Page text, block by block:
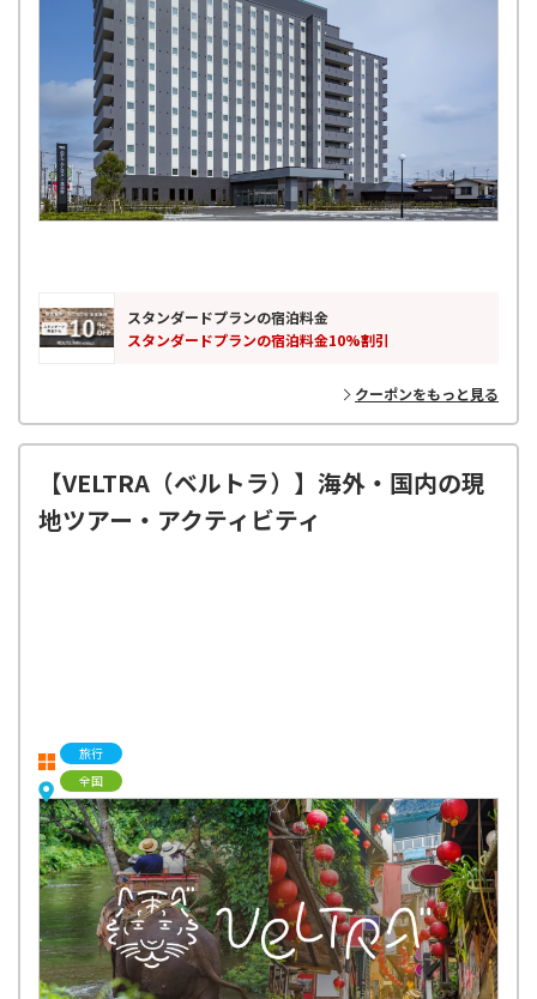
スタンダードプランの宿泊料金
スタンダードプランの宿泊料金10%割引
クーポンをもっと見る
【VELTRA（ベルトラ）】海外・国内の現
地ツアー・アクティビティ
旅行
全国